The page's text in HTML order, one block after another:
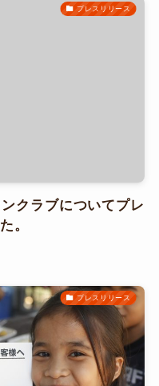
プレスリリース
クラブについてプレ
。
プレスリリース